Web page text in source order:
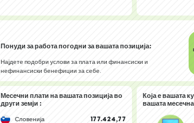
Понуди за работапогодни за вашата позиција:
Најдете подобри услови за плата или финансиски и
нефинансиски бенефиции за себе.
Месечни плати на вашата позицијаво
други земји :
Словенија
177.424,77
Која е вашата
вашата